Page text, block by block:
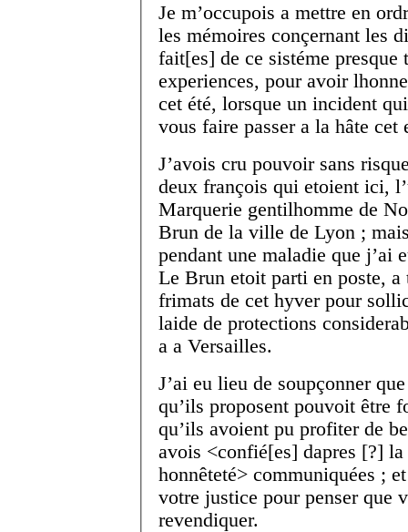
Je m’occupois a mettre en
les mémoires conçernant les
fait[es] de ce sistéme presque
experiences, pour avoir
cet été, lorsque un incident
vous faire passer a la hâte cet
J’avois cru pouvoir sans
deux françois qui etoient ici,
Marquerie gentilhomme de
Brun de la ville de Lyon ;
pendant une maladie que j’ai
Le Brun etoit parti en poste, a
frimats de cet hyver pour
laide de protections
a a Versailles.
J’ai eu lieu de soupçonner
qu’ils proposent pouvoit être
qu’ils avoient pu profiter de
avois <confié[es] dapres [?]
honnêteté> communiquées ;
votre justice pour penser que
revendiquer.